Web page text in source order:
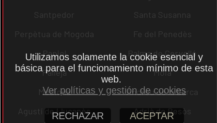
Santpedor
Santa Susanna
Perpètua de Mogoda
Fe del Penedès
Papiol
Palma de Cervelló
Pallejà
Moià
Mediona
Andreu de la Barca
Agustí de Lluçanès
Adrià de Besòs
Utilizamos solamente la cookie esencial y
básica para el funcionamiento mínimo de esta
web.
Ver políticas y gestión de cookies
RECHAZAR ACEPTAR